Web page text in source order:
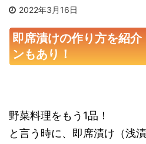
2022年3月16日
即席漬けの作り方を紹介
ンもあり！
野菜料理をもう1品！
と言う時に、即席漬け（浅